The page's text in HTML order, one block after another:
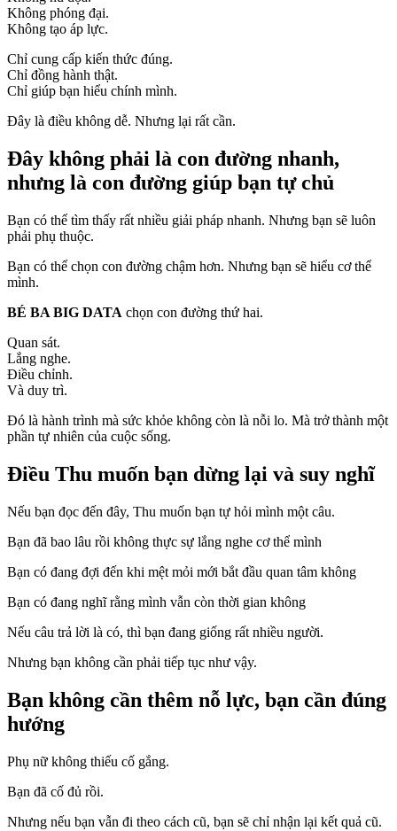
Không phóng đại.
Không tạo áp lực.
Chỉ cung cấp kiến thức đúng.
Chỉ đồng hành thật.
Chỉ giúp bạn hiểu chính mình.
Đây là điều không dễ. Nhưng lại rất cần.
Đây không phải là con đường nhanh,
nhưng là con đường giúp bạn tự chủ
Bạn có thể tìm thấy rất nhiều giải pháp nhanh. Nhưng bạn sẽ luôn
phải phụ thuộc.
Bạn có thể chọn con đường chậm hơn. Nhưng bạn sẽ hiểu cơ thể
mình.
BÉ BA BIG DATA chọn con đường thứ hai.
Quan sát.
Lắng nghe.
Điều chỉnh.
Và duy trì.
Đó là hành trình mà sức khỏe không còn là nỗi lo. Mà trở thành một
phần tự nhiên của cuộc sống.
Điều Thu muốn bạn dừng lại và suy nghĩ
Nếu bạn đọc đến đây, Thu muốn bạn tự hỏi mình một câu.
Bạn đã bao lâu rồi không thực sự lắng nghe cơ thể mình
Bạn có đang đợi đến khi mệt mỏi mới bắt đầu quan tâm không
Bạn có đang nghĩ rằng mình vẫn còn thời gian không
Nếu câu trả lời là có, thì bạn đang giống rất nhiều người.
Nhưng bạn không cần phải tiếp tục như vậy.
Bạn không cần thêm nỗ lực, bạn cần đúng
hướng
Phụ nữ không thiếu cố gắng.
Bạn đã cố đủ rồi.
Nhưng nếu bạn vẫn đi theo cách cũ, bạn sẽ chỉ nhận lại kết quả cũ.